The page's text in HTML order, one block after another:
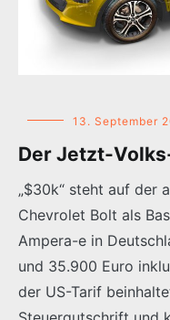
13. September
Der Jetzt-
„$30k“ steht auf der
Chevrolet Bolt als
Ampera-e in
und 35.900 Euro
der US-Tarif